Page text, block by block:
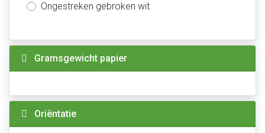
Ongestreken gebroken wit
Gramsgewicht papier
Oriëntatie